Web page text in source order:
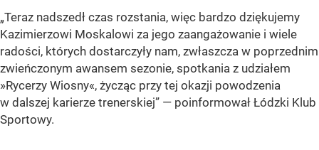
„Teraz nadszedł czas rozstania, więc bardzo dziękujemy
Kazimierzowi Moskalowi za jego zaangażowanie i wiele
radości, których dostarczyły nam, zwłaszcza w poprzednim
zwieńczonym awansem sezonie, spotkania z udziałem
»Rycerzy Wiosny«, życząc przy tej okazji powodzenia
w dalszej karierze trenerskiej” — poinformował Łódzki Klub
Sportowy.